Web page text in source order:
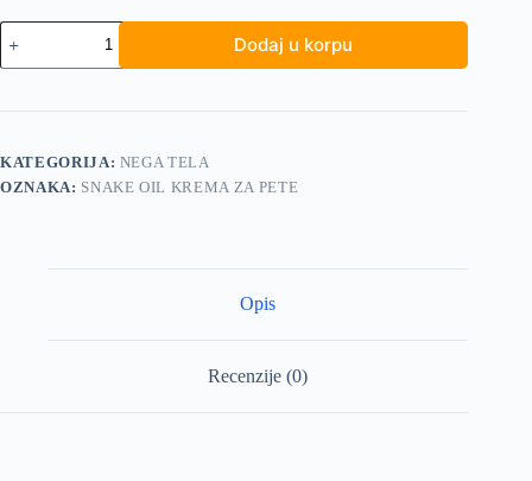
Snake
Oil
krema
pete
Dodaj u korpu
KATEGORIJA: NEGA TELA
OZNAKA: SNAKE OIL KREMA ZA PETE
Opis
Recenzije (0)